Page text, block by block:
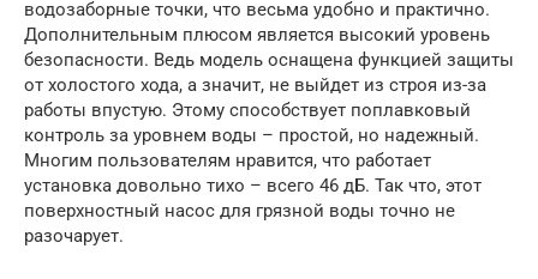
водозаборные точки, что весьма удобно и практично.
Дополнительным плюсом является высокий уровень
безопасности. Ведь модель оснащена функцией защиты
от холостого хода, а значит, не выйдет из строя из-за
работы впустую. Этому способствует поплавковый
контроль за уровнем воды – простой, но надежный.
Многим пользователям нравится, что работает
установка довольно тихо – всего 46 дБ. Так что, этот
поверхностный насос для грязной воды точно не
разочарует.